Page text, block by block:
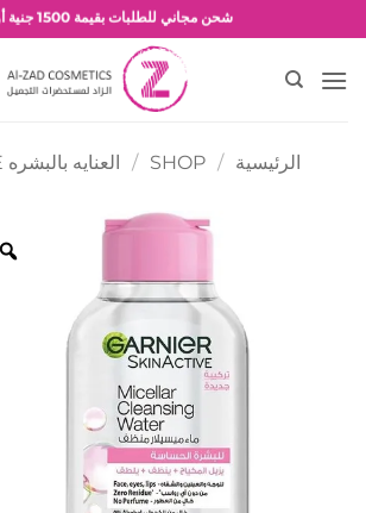
للمحتوى
شحن مجاني للطلبات بقيمة 1500 جنية أو أكثر
عروض وخصومات حصرية
الرئيسية /
SHOP
/ العنايه بالبشره SKIN CARE